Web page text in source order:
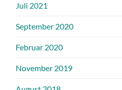
Juli 2021
September 2020
Februar 2020
November 2019